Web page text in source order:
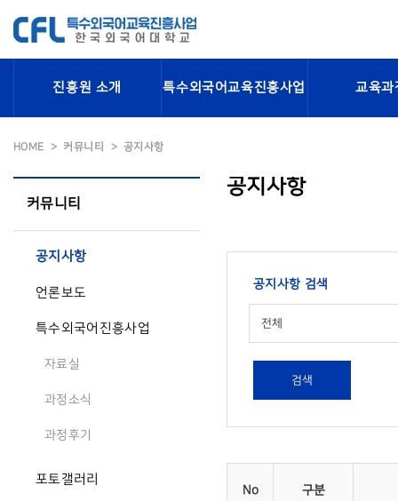
진흥원 소개 특수외국어교육진흥사업 교육과
HOME 커뮤니티 공지사항
커뮤니티
공지사항
언론보도
특수외국어진흥사업
자료실
과정소식
과정후기
포토갤러리
공지사항
공지사항 검색
전체
검색
No 구분